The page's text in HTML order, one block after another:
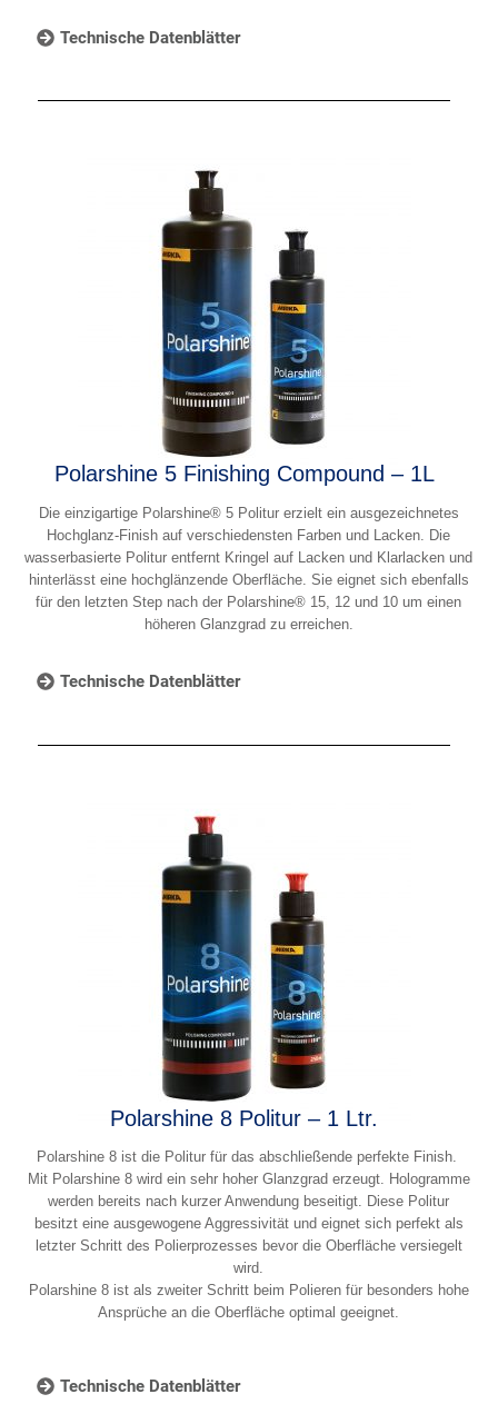
Technische Datenblätter
Polarshine 5 Finishing Compound – 1L
Die einzigartige Polarshine® 5 Politur erzielt ein ausgezeichnetes
Hochglanz-Finish auf verschiedensten Farben und Lacken. Die
wasserbasierte Politur entfernt Kringel auf Lacken und Klarlacken und
hinterlässt eine hochglänzende Oberfläche. Sie eignet sich ebenfalls
für den letzten Step nach der Polarshine® 15, 12 und 10 um einen
höheren Glanzgrad zu erreichen.
Technische Datenblätter
Polarshine 8 Politur – 1 Ltr.
Polarshine 8 ist die Politur für das abschließende perfekte Finish.
Mit Polarshine 8 wird ein sehr hoher Glanzgrad erzeugt. Hologramme
werden bereits nach kurzer Anwendung beseitigt. Diese Politur
besitzt eine ausgewogene Aggressivität und eignet sich perfekt als
letzter Schritt des Polierprozesses bevor die Oberfläche versiegelt
wird.
Polarshine 8 ist als zweiter Schritt beim Polieren für besonders hohe
Ansprüche an die Oberfläche optimal geeignet.
Technische Datenblätter